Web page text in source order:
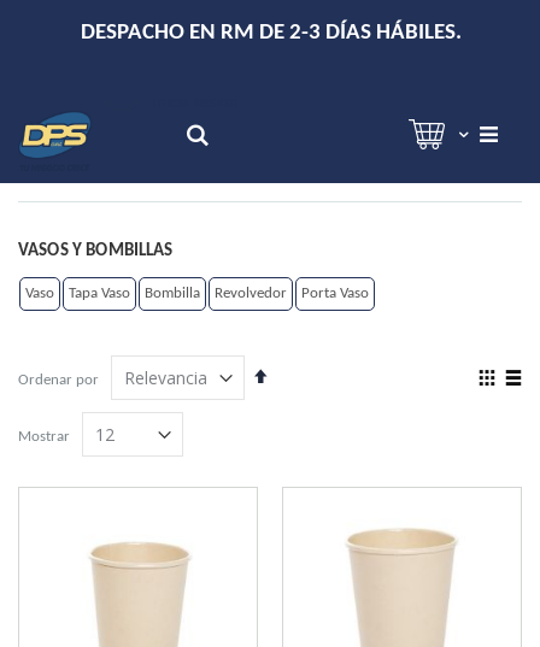
DESPACHO EN RM DE 2-3 DÍAS HÁBILES.
Ordenar por
Establecer
View
Mostrar
VASOS Y BOMBILLAS
Vaso Tapa Vaso Bombilla Revolvedor Porta Vaso